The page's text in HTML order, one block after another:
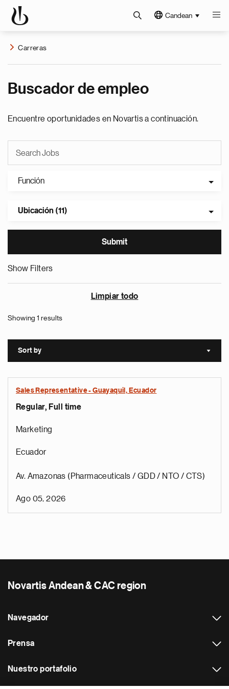
Candean
Carreras
Buscador de empleo
Encuentre oportunidades en Novartis a continuación.
Función
Ubicación (11)
Show Filters
Limpiar todo
Showing 1 results
Sort by Sort
Sales Representative - Guayaquil, Ecuador
Regular, Full time
Marketing
Ecuador
Av. Amazonas (Pharmaceuticals / GDD / NTO / CTS)
Ago 05, 2026
Novartis Andean & CAC region
Navegador
Prensa
Nuestro portafolio